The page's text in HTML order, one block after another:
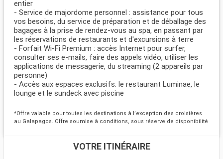
entier
- Service de majordome personnel : assistance pour tous
vos besoins, du service de préparation et de déballage des
bagages à la prise de rendez-vous au spa, en passant par
les réservations de restaurants et d'excursions à terre
- Forfait Wi-Fi Premium : accès Internet pour surfer,
consulter ses e-mails, faire des appels vidéo, utiliser les
applications de messagerie, du streaming (2 appareils par
personne)
- Accès aux espaces exclusifs: le restaurant Luminae, le
lounge et le sundeck avec piscine
*Offre valable pour toutes les destinations à l’exception des croisières
au Galapagos. Offre soumise à conditions, sous réserve de disponibilité
VOTRE ITINÉRAIRE